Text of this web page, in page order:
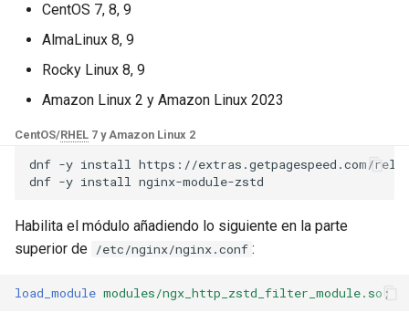
u
e
$device_type
$is_bot
$is_console
base-encoding
cache
consul-event
cookie
core
Módulos de NGINX para el
Panel de Control de Plesk -
Módulos de NGINX de cPanel
una potencia de rendimiento y
seguridad
NGINX - Paquetes RPM para
RHEL y CentOS
Servidor Web Angie - Instalar
CentOS 7, 8, 9
AlmaLinux 8, 9
Rocky Linux 8, 9
Amazon Linux 2 y Amazon Linux 2023
CentOS/RHEL 7 y Amazon Linux 2
dnf -y install
https://extras.getpagespeed.com/
dnf -y install
Habilita el módulo añadiendo lo siguiente en la parte
superior de /etc/nginx/nginx.conf :
load_module modules/ngx_http_zstd_filter_module.so ;